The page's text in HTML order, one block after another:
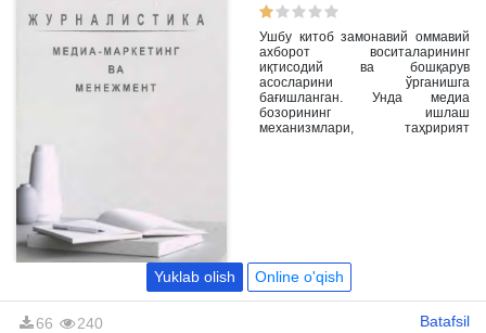
Ушбу китоб замонавий оммавий
ахборот воситаларининг
иқтисодий ва бошқарув
асосларини ўрганишга
бағишланган. Унда медиа
бозорининг ишлаш
механизмлари, таҳририят
Yuklab olish Online o'qish
66 240 Batafsil